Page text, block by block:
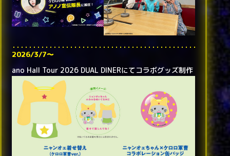
2026/3/7〜
ano Hall Tour 2026 DUAL DINERにてコラボグッズ制作